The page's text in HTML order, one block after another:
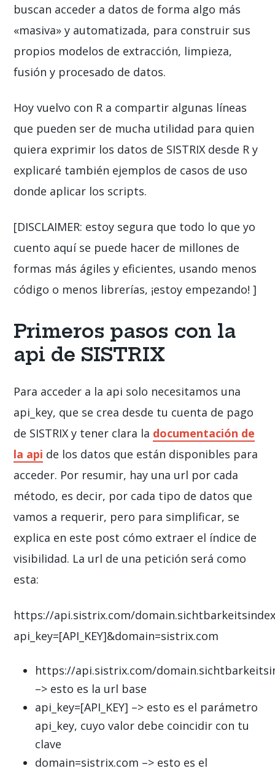
buscan acceder a datos de forma algo más
«masiva» y automatizada, para construir sus
propios modelos de extracción, limpieza,
fusión y procesado de datos.
Hoy vuelvo con R a compartir algunas líneas
que pueden ser de mucha utilidad para quien
quiera exprimir los datos de SISTRIX desde R y
explicaré también ejemplos de casos de uso
donde aplicar los scripts.
[DISCLAIMER: estoy segura que todo lo que yo
cuento aquí se puede hacer de millones de
formas más ágiles y eficientes, usando menos
código o menos librerías, ¡estoy empezando! ]
Primeros pasos con la
api de SISTRIX
Para acceder a la api solo necesitamos una
api_key, que se crea desde tu cuenta de pago
de SISTRIX y tener clara la documentación de
la api de los datos que están disponibles para
acceder. Por resumir, hay una url por cada
método, es decir, por cada tipo de datos que
vamos a requerir, pero para simplificar, se
explica en este post cómo extraer el índice de
visibilidad. La url de una petición será como
esta:
https://api.sistrix.com/
api_key=[API_KEY]&domain=sistrix.com
https://api.sistrix.com/
–> esto es la url base
api_key=[API_KEY] –> esto es el parámetro
api_key, cuyo valor debe coincidir con tu
clave
domain=sistrix.com –> esto es el